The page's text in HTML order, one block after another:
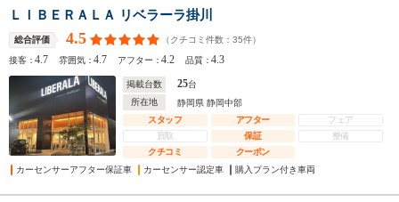
ＬＩＢＥＲＡＬＡ リベラーラ掛川
総合評価 4.5 （クチコミ件数： 35件）
接客：4.7 雰囲気：4.7 アフター：4.2 品質：4.3
掲載台数 25台
所在地
静岡県 静岡中部
スタッフ
アフター
フェア
買取
保証
整備
クチコミ
クーポン
カーセンサーアフター保証車
カーセンサー認定車 購入プラン付き車両